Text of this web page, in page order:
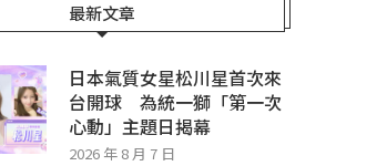
最新文章
日本氣質女星松川星首次來
台開球 為統一獅「第一次
心動」主題日揭幕
2026 年 8 月 7 日